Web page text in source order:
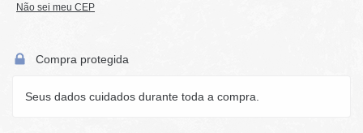
Não sei meu CEP
Compra protegida
Seus dados cuidados durante toda a compra.